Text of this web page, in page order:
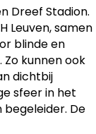
Dreef Stadion.
Leuven, samen
blinde en
kunnen ook
dichtbij
sfeer in het
begeleider. De